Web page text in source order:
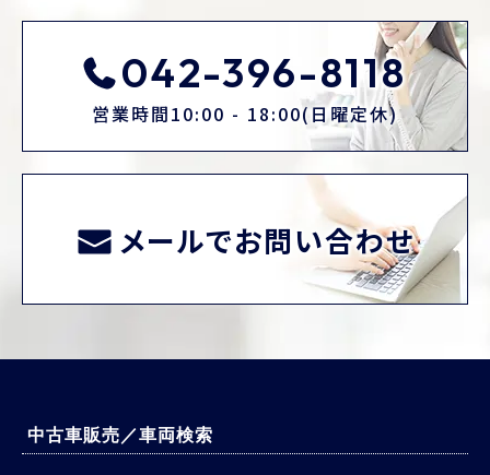
042-396-8118
営業時間10:00 - 18:00(日曜定休)
メールでお問い合わせ
中古車販売／車両検索